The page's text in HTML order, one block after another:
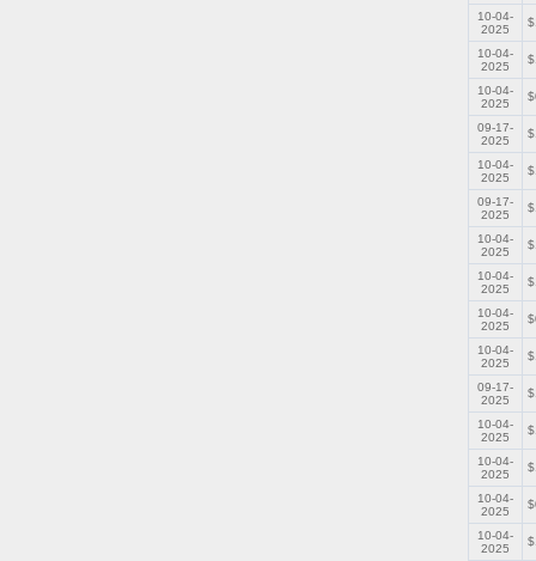
10-04-
2025
10-04-
2025
10-04-
2025
09-17-
2025
10-04-
2025
09-17-
2025
10-04-
2025
10-04-
2025
10-04-
2025
10-04-
2025
09-17-
2025
10-04-
2025
10-04-
2025
10-04-
2025
10-04-
2025